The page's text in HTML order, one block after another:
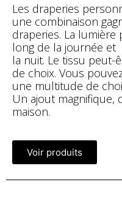
Les draperies
une combinaison
draperies. La
long de la journée
la nuit. Le tissu
de choix. Vous
une multitude de
Un ajout magnifique,
maison.
Voir produits